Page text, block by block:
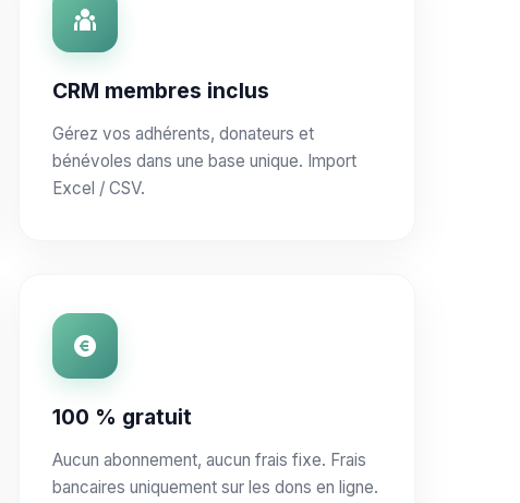
CRM membres inclus
Gérez vos adhérents, donateurs et
bénévoles dans une base unique. Import
Excel / CSV.
100 % gratuit
Aucun abonnement, aucun frais fixe. Frais
bancaires uniquement sur les dons en ligne.